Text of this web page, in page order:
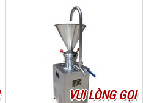
VUI LÒNG GỌI